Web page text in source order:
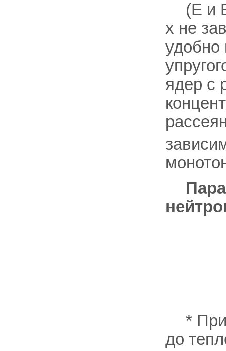
(E и
x не
удобно
ядер с
*
до